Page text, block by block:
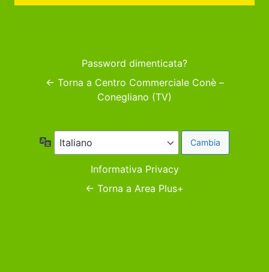
Password dimenticata?
← Torna a Centro Commerciale Conè –
Conegliano (TV)
Lingua
Informativa Privacy
← Torna a Area Plus+